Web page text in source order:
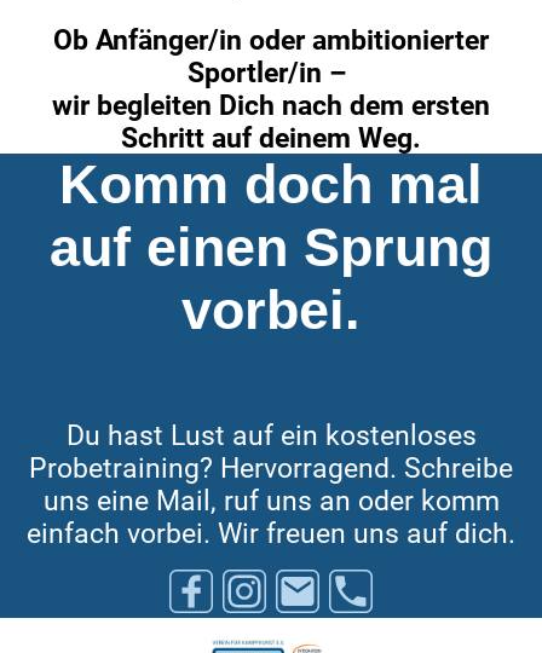
Ob Anfänger/in oder ambitionierter
Sportler/in –
wir begleiten Dich nach dem ersten
Schritt auf deinem Weg.
Komm doch mal
auf einen Sprung
vorbei.
Du hast Lust auf ein kostenloses
Probetraining? Hervorragend. Schreibe
uns eine Mail, ruf uns an oder komm
einfach vorbei. Wir freuen uns auf dich.